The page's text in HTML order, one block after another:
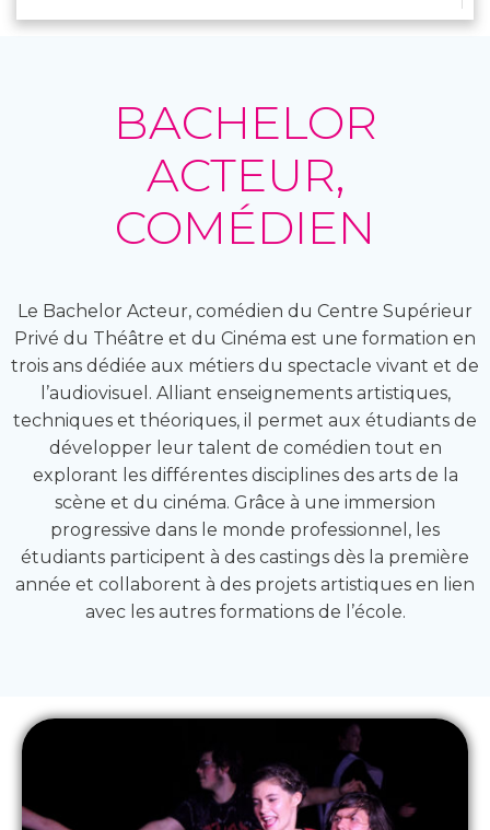
BACHELOR
ACTEUR,
COMÉDIEN
Le Bachelor Acteur, comédien du Centre Supérieur
Privé du Théâtre et du Cinéma est une formation en
trois ans dédiée aux métiers du spectacle vivant et de
l’audiovisuel. Alliant enseignements artistiques,
techniques et théoriques, il permet aux étudiants de
développer leur talent de comédien tout en
explorant les différentes disciplines des arts de la
scène et du cinéma. Grâce à une immersion
progressive dans le monde professionnel, les
étudiants participent à des castings dès la première
année et collaborent à des projets artistiques en lien
avec les autres formations de l’école.